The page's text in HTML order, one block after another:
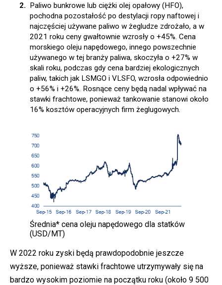
Paliwo bunkrowe lub ciężki olej opałowy (HFO),
pochodna pozostałość po destylacji ropy naftowej i
najczęściej używane paliwo w żegludze zdrożało, a w
2021 roku ceny gwałtownie wzrosły o +45%. Cena
morskiego oleju napędowego, innego powszechnie
używanego w tej branży paliwa, skoczyła o +27% w
skali roku, podczas gdy cena bardziej ekologicznych
paliw, takich jak LSMGO i VLSFO, wzrosła odpowiednio
o +56% i +26%. Rosnące ceny będą nadal wpływać na
stawki frachtowe, ponieważ tankowanie stanowi około
16% kosztów operacyjnych firm żeglugowych.
Średnia* cena oleju napędowego dla statków
(USD/MT)
W 2022 roku zyski będą prawdopodobnie jeszcze
wyższe, ponieważ stawki frachtowe utrzymywały się na
bardzo wysokim poziomie na początku roku (około 9 500